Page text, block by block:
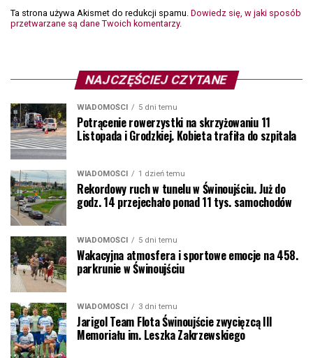
Ta strona używa Akismet do redukcji spamu. Dowiedz się, w jaki sposób
przetwarzane są dane Twoich komentarzy.
NAJCZĘŚCIEJ CZYTANE
WIADOMOŚCI 5 dni temu
Potrącenie rowerzystki na skrzyżowaniu 11
Listopada i Grodzkiej. Kobieta trafiła do szpitala
WIADOMOŚCI 1 dzień temu
Rekordowy ruch w tunelu w Świnoujściu. Już do
godz. 14 przejechało ponad 11 tys. samochodów
WIADOMOŚCI 5 dni temu
Wakacyjna atmosfera i sportowe emocje na 458.
parkrunie w Świnoujściu
WIADOMOŚCI 3 dni temu
Jarigol Team Flota Świnoujście zwycięzcą III
Memoriału im. Leszka Zakrzewskiego